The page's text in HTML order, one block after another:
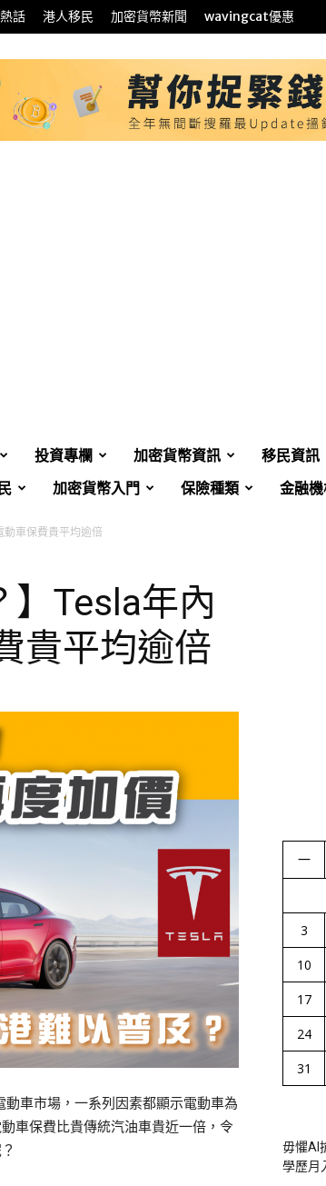
話 港人移民 加密貨幣新聞 wavingcat優惠
投資專欄 加密貨幣資訊 移民資訊
加密貨幣入門 保險種類 金融
動車保費貴平均逾倍
】Tesla年內
貴平均逾倍
車市場，一系列因素都顯示電動車為
車保費比貴傳統汽油車貴近一倍，令
一
3
10
17
24
31
毋懼AI
學歷月